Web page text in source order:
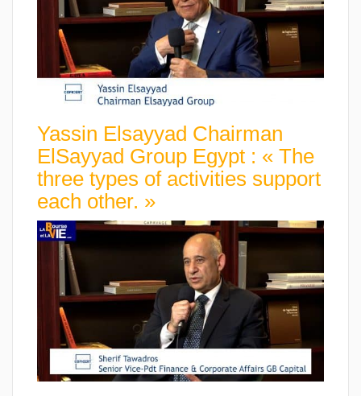
Yassin Elsayyad Chairman
ElSayyad Group Egypt : « The
three types of activities support
each other. »